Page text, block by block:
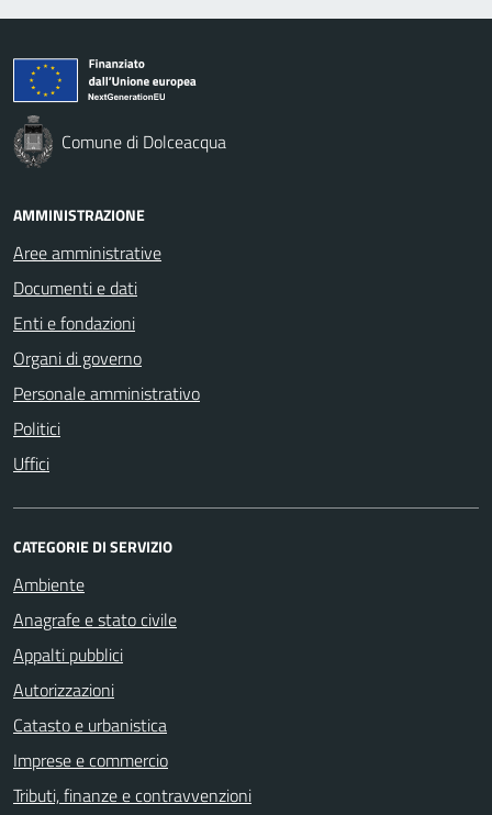
Comune di Dolceacqua
AMMINISTRAZIONE
Aree amministrative
Documenti e dati
Enti e fondazioni
Organi di governo
Personale amministrativo
Politici
Uffici
CATEGORIE DI SERVIZIO
Ambiente
Anagrafe e stato civile
Appalti pubblici
Autorizzazioni
Catasto e urbanistica
Imprese e commercio
Tributi, finanze e contravvenzioni